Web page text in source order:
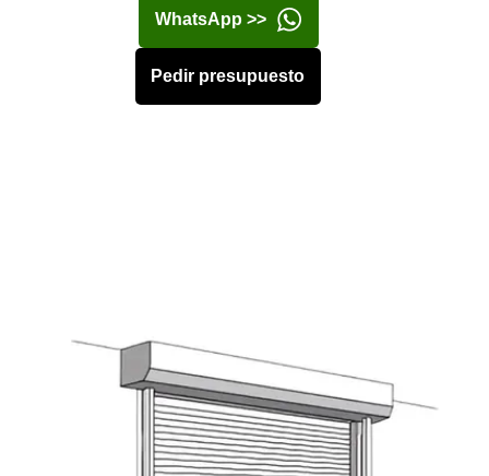
WhatsApp >>
Pedir presupuesto